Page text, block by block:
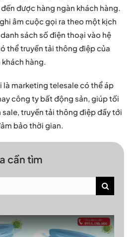
được hàng ngàn khách hàng.
âm cuộc gọi ra theo một kịch
sách số điện thoại vào hệ
thể truyền tải thông điệp của
hàng.
là marketing telesale có thể áp
công ty bất động sản, giúp tối
sale, truyền tải thông điệp đầy tới
bảo thời gian.
cần tìm